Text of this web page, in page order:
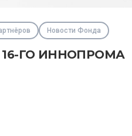
Новости Фонда
16-ГО ИННОПРОМА